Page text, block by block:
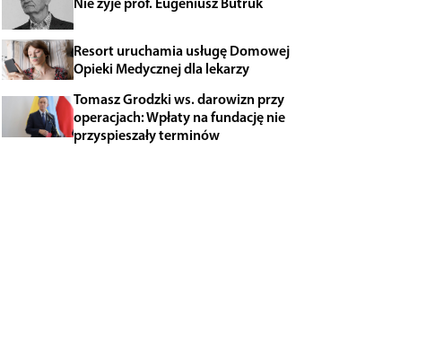
Resort uruchamia usługę Domowej
Opieki Medycznej dla lekarzy
Tomasz Grodzki ws. darowizn przy
operacjach: Wpłaty na fundację nie
przyspieszały terminów